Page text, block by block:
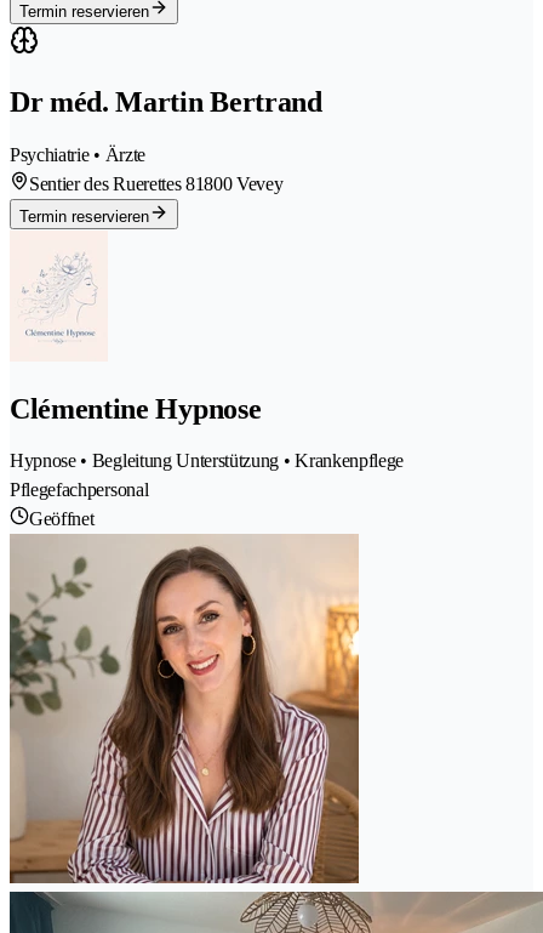
Termin reservieren
Dr méd. Martin Bertrand
Psychiatrie • Ärzte
Sentier des Ruerettes 81800 Vevey
Termin reservieren
Clémentine Hypnose
Hypnose • Begleitung Unterstützung • Krankenpflege
Pflegefachpersonal
Geöffnet